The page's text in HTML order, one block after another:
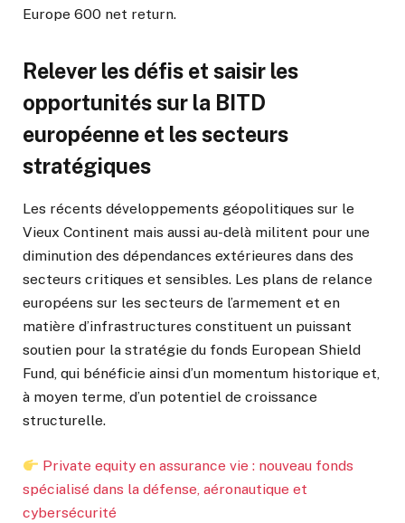
Europe 600 net return.
Relever les défis et saisir les
opportunités sur la BITD
européenne et les secteurs
stratégiques
Les récents développements géopolitiques sur le
Vieux Continent mais aussi au-delà militent pour une
diminution des dépendances extérieures dans des
secteurs critiques et sensibles. Les plans de relance
européens sur les secteurs de l’armement et en
matière d’infrastructures constituent un puissant
soutien pour la stratégie du fonds European Shield
Fund, qui bénéficie ainsi d’un momentum historique et,
à moyen terme, d’un potentiel de croissance
structurelle.
Private equity en assurance vie : nouveau fonds
spécialisé dans la défense, aéronautique et
cybersécurité